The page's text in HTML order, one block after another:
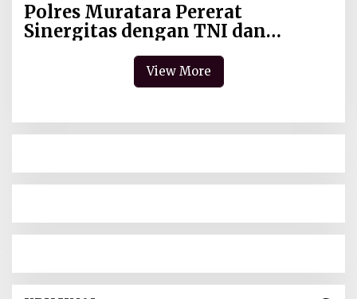
Resmikan SMA Negeri Ketapat
Bening
Polres Muratara Pererat
Sinergitas dengan TNI dan
Kejaksaan, Tegaskan Komitmen
Jaga KamtibmasView More